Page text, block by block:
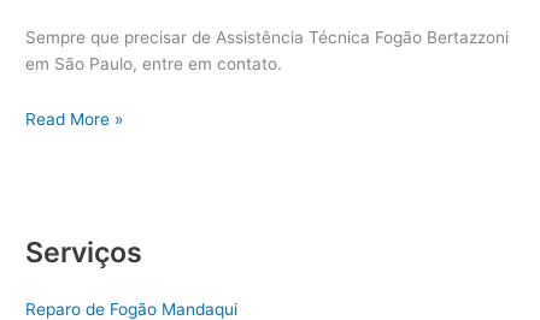
Sempre que precisar de Assistência Técnica Fogão Bertazzoni
em São Paulo, entre em contato.
Assistência
Read More »
Serviços
Reparo de Fogão Mandaqui